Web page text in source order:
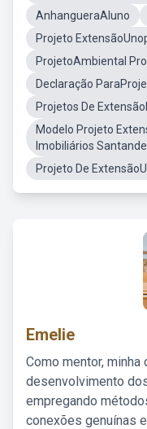
AnhangueraAluno
Projeto
ProjetoAmbiental
Declaração
Projetos De
Modelo Projeto
Imobiliários
Projeto De
Emelie
Como mentor,
desenvolvimento
empregando
conexões genuínas